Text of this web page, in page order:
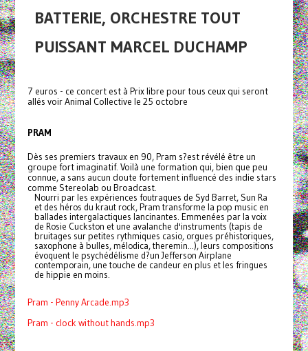
BATTERIE, ORCHESTRE TOUT
PUISSANT MARCEL DUCHAMP
7 euros - ce concert est à Prix libre pour tous ceux qui seront
allés voir Animal Collective le 25 octobre
PRAM
Dès ses premiers travaux en 90, Pram s?est révélé être un
groupe fort imaginatif. Voilà une formation qui, bien que peu
connue, a sans aucun doute fortement influencé des indie stars
comme Stereolab ou Broadcast.
Nourri par les expériences foutraques de Syd Barret, Sun Ra
et des héros du kraut rock, Pram transforme la pop music en
ballades intergalactiques lancinantes. Emmenées par la voix
de Rosie Cuckston et une avalanche d'instruments (tapis de
bruitages sur petites rythmiques casio, orgues préhistoriques,
saxophone à bulles, mélodica, theremin...), leurs compositions
évoquent le psychédélisme d?un Jefferson Airplane
contemporain, une touche de candeur en plus et les fringues
de hippie en moins.
Pram - Penny Arcade.mp3
Pram - clock without hands.mp3